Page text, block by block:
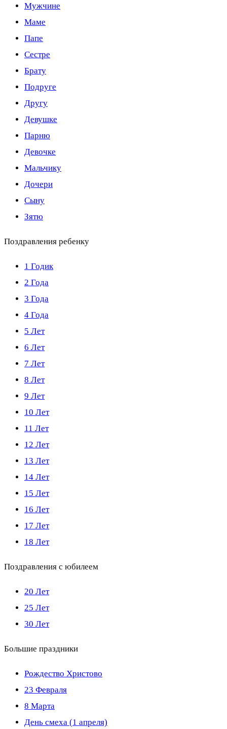
Мужчине
Маме
Папе
Сестре
Брату
Подруге
Другу
Девушке
Парню
Девочке
Мальчику
Дочери
Сыну
Зятю
Поздравления ребенку
1 Годик
2 Года
3 Года
4 Года
5 Лет
6 Лет
7 Лет
8 Лет
9 Лет
10 Лет
11 Лет
12 Лет
13 Лет
14 Лет
15 Лет
16 Лет
17 Лет
18 Лет
Поздравления с юбилеем
20 Лет
25 Лет
30 Лет
Большие праздники
Рождество Христово
23 Февраля
8 Марта
День смеха (1 апреля)